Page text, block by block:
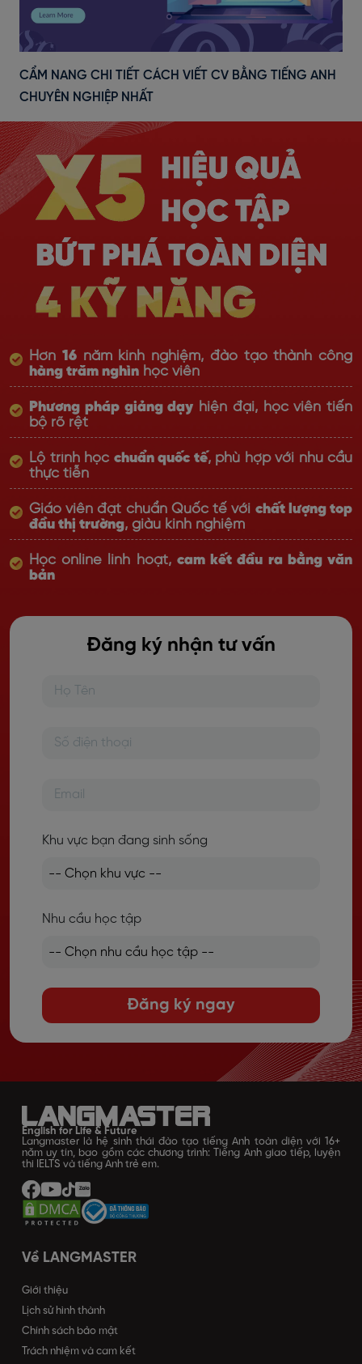
CẨM NANG CHI TIẾT CÁCH VIẾT CV BẰNG TIẾNG ANH
CHUYÊN NGHIỆP NHẤT
Hơn 16năm kinh nghiệm, đào tạo thành công
hàng trăm nghìn học viên
Phương pháp giảng dạy hiện đại, học viên tiến
bộ rõ rệt
Lộ trình học chuẩn quốc tế, phù hợp với nhu cầu
thực tiễn
Giáo viên đạt chuẩn Quốc tế với chất lượng top
đầu thị trường, giàu kinh nghiệm
Học online linh hoạt, cam kết đầu ra bằng văn
bản
Đăng ký nhận tư vấn
Khu vực bạn đang sinh sống
Nhu cầu học tập
Đăng ký ngay
English for Life & Future
Langmaster là hệ sinh thái đào tạo tiếng Anh toàn diện với 16+
năm uy tín, bao gồm các chương trình: Tiếng Anh giao tiếp, luyện
thi IELTS và tiếng Anh trẻ em.
Về LANGMASTER
Giới thiệu
Lịch sử hình thành
Chính sách bảo mật
Trách nhiệm và cam kết